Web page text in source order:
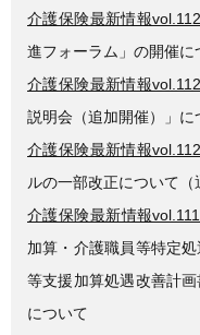
介護保険最新情報
進フォーラム」の開催に
介護保険最新情報
説明会（追加開催）」に
介護保険最新情報
ルの一部改正について（
介護保険最新情報
加算・介護職員等特定
等支援加算処遇改善計
について